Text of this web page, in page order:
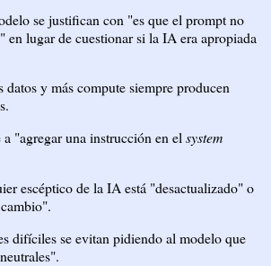
se justifican con "es que el prompt no
en lugar de cuestionar si la IA era apropiada
datos y más compute siempre producen
"agregar una instrucción en el system
escéptico de la IA está "desactualizado" o
difíciles se evitan pidiendo al modelo que